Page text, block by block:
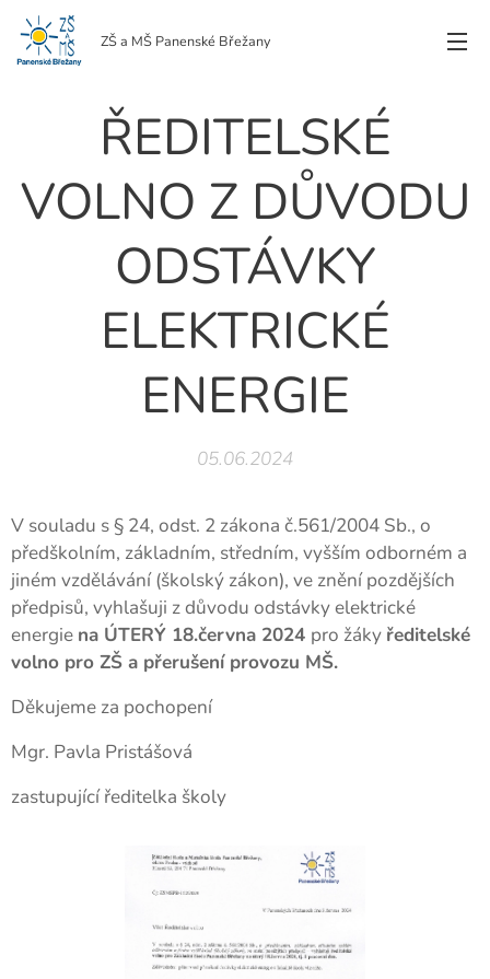
ZŠ a MŠ Panenské Břežany
ŘEDITELSKÉ
VOLNO Z DŮVODU
ODSTÁVKY
ELEKTRICKÉ
ENERGIE
05.06.2024
V souladu s § 24, odst. 2 zákona č.561/2004 Sb., o
předškolním, základním, středním, vyšším odborném a
jiném vzdělávání (školský zákon), ve znění pozdějších
předpisů, vyhlašuji z důvodu odstávky elektrické
energie na ÚTERÝ 18.června 2024 pro žáky ředitelské
volno pro ZŠ a přerušení provozu MŠ.
Děkujeme za pochopení
Mgr. Pavla Pristášová
zastupující ředitelka školy